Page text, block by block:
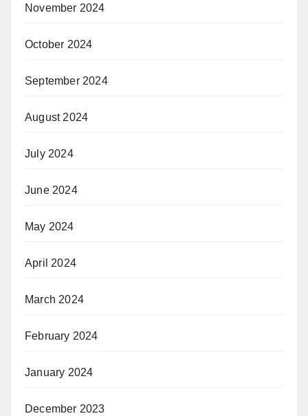
November 2024
October 2024
September 2024
August 2024
July 2024
June 2024
May 2024
April 2024
March 2024
February 2024
January 2024
December 2023